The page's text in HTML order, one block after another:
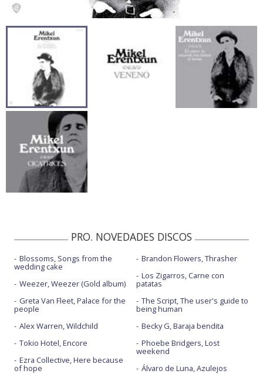
PRO. NOVEDADES DISCOS
Blossoms, Songs from the
wedding cake
Weezer, Weezer (Gold album)
Greta Van Fleet, Palace for the
people
Alex Warren, Wildchild
Tokio Hotel, Encore
Ezra Collective, Here because
of hope
Brandon Flowers, Thrasher
Los Zigarros, Carne con
patatas
The Script, The user's guide to
being human
Becky G, Baraja bendita
Phoebe Bridgers, Lost
weekend
Álvaro de Luna, Azulejos